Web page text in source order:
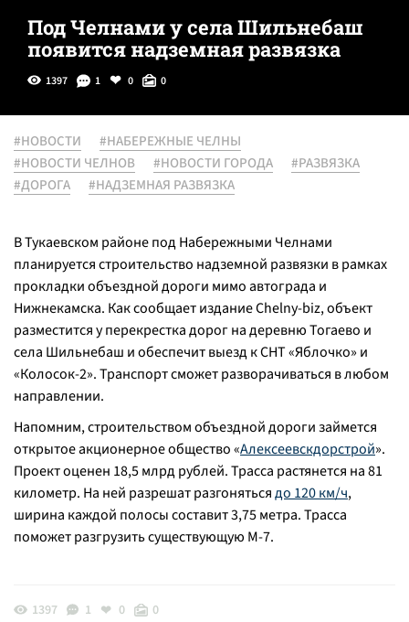
Под Челнами у села Шильнебаш
появится надземная развязка
1397 1 0 0
#НОВОСТИ
#НАБЕРЕЖНЫЕ ЧЕЛНЫ
#НОВОСТИ ЧЕЛНОВ
#НОВОСТИ ГОРОДА
#РАЗВЯЗКА
#ДОРОГА
#НАДЗЕМНАЯ РАЗВЯЗКА
В Тукаевском районе под Набережными Челнами
планируется строительство надземной развязки в рамках
прокладки объездной дороги мимо автограда и
Нижнекамска. Как сообщает издание Chelny-biz, объект
разместится у перекрестка дорог на деревню Тогаево и
села Шильнебаш и обеспечит выезд к СНТ «Яблочко» и
«Колосок-2». Транспорт сможет разворачиваться в любом
направлении.
Напомним, строительством объездной дороги займется
открытое акционерное общество «Алексеевскдорстрой».
Проект оценен 18,5 млрд рублей. Трасса растянется на 81
километр. На ней разрешат разгонятьсядо 120 км/ч,
ширина каждой полосы составит 3,75 метра. Трасса
поможет разгрузить существующую М-7.
1397 1 0 0